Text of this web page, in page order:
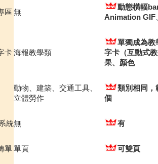
區 無
動態橫幅
Animation GIF
卡海報教學類
單獨成為教
字卡（互動式
果、顏色
動物、建築、交通工具、
立體勞作
類別相同，
個
統無 有
單單頁 可雙頁